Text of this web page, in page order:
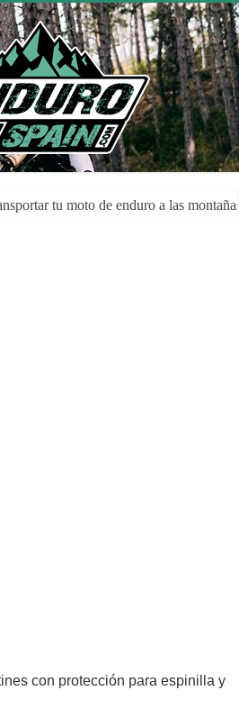
tu moto de enduro a las
en el rendimiento de los atletas: una
con protección para espinilla y